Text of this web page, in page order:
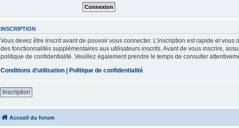
INSCRIPTION
Vous devez être inscrit avant de pouvoir vous connecter. L’inscription est rapide et
des fonctionnalités supplémentaires aux utilisateurs inscrits. Avant de vous inscrire,
politique de confidentialité. Veuillez également prendre le temps de consulter
Conditions d’utilisation | Politique de confidentialité
Inscription
Accueil du forum